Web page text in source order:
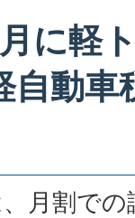
に軽
自動
月割で